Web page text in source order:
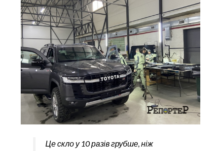
Це скло у 10 разів грубше, ніж